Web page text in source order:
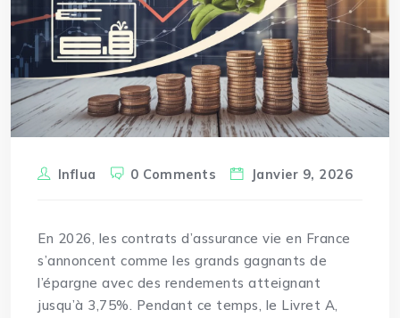
Influa 0 Comments Janvier 9, 2026
En 2026, les contrats d’assurance vie en France
s’annoncent comme les grands gagnants de
l’épargne avec des rendements atteignant
jusqu’à 3,75%. Pendant ce temps, le Livret A,